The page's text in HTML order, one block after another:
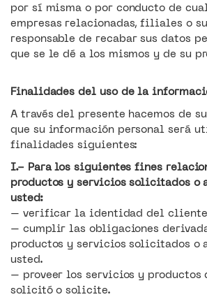
por sí misma o por conducto de
empresas relacionadas, filiales o
responsable de recabar sus datos
que se le dé a los mismos y de su
Finalidades del uso de la
A través del presente hacemos de
que su información personal será
finalidades siguientes:
I.- Para los siguientes fines
productos y servicios solicitados o
usted:
– verificar la identidad del
– cumplir las obligaciones
productos y servicios solicitados o
usted.
– proveer los servicios y productos
solicitó o solicite.